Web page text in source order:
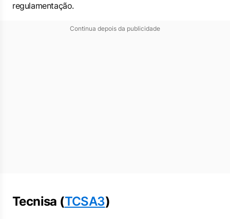
regulamentação.
Continua depois da publicidade
Tecnisa (TCSA3)